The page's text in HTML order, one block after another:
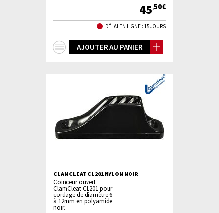
45,50€
DÉLAI EN LIGNE : 15 JOURS
AJOUTER AU PANIER
CLAMCLEAT CL201 NYLON NOIR
Coinceur ouvert
ClamCleat CL201 pour
cordage de diamètre 6
à 12mm en polyamide
noir.